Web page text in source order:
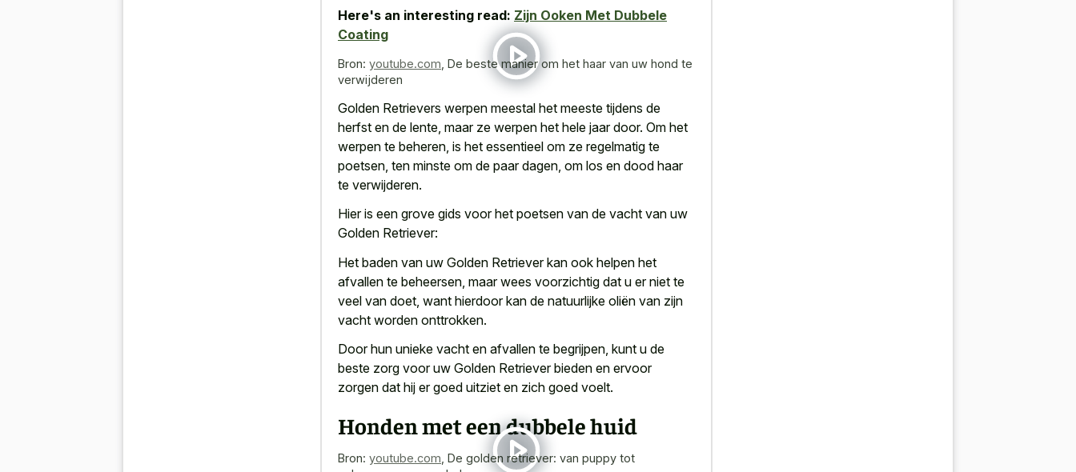
Here's an interesting read: Zijn Ooken Met Dubbele
Coating
Bron: youtube.com De beste manier om het haar van uw hond te
verwijderen
Golden Retrievers werpen meestal het meeste tijdens de
herfst en de lente, maar ze werpen het hele jaar door. Om het
werpen te beheren, is het essentieel om ze regelmatig te
poetsen, ten minste om de paar dagen, om los en dood haar
te verwijderen.
Hier is een grove gids voor het poetsen van de vacht van uw
Golden Retriever:
Het baden van uw Golden Retriever kan ook helpen het
afvallen te beheersen, maar wees voorzichtig dat u er niet te
veel van doet, want hierdoor kan de natuurlijke oliën van zijn
vacht worden onttrokken.
Door hun unieke vacht en afvallen te begrijpen, kunt u de
beste zorg voor uw Golden Retriever bieden en ervoor
zorgen dat hij ergoed uitziet en zich goed voelt.
Honden met een dubbele huid
Bron: youtube.com De golden retriever: van puppy tot